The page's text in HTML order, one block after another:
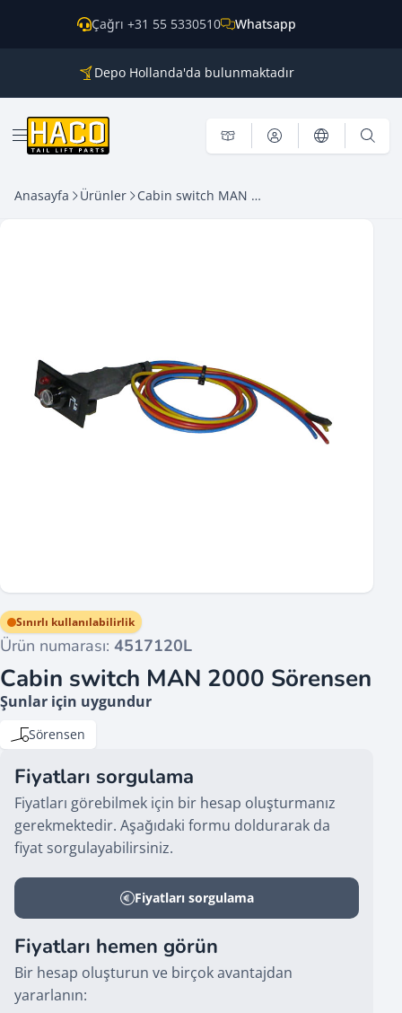
Depo Hollanda'da bulunmaktadır
Çağrı +31 55 5330510 Whatsapp
Menü aç
Anasayfa Ürünler Cabin switch MAN 2000 Sörensen
Ürün numarası: 4517120L
Sınırlı kullanılabilirlik
Cabin switch MAN 2000 Sörensen
Şunlar için uygundur
Sörensen
Fiyatları sorgulama
Fiyatları görebilmek için bir hesap oluşturmanız
gerekmektedir. Aşağıdaki formu doldurarak da
fiyat sorgulayabilirsiniz.
Fiyatları sorgulama
Fiyatları hemen görün
Bir hesap oluşturun ve birçok avantajdan
yararlanın: